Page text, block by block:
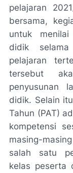
pelajaran
bersama,
untuk menilai
didik
pelajaran
tersebut
penyusunan
didik. Selain
Tahun (PAT)
kompetensi
masing-
salah satu
kelas peserta